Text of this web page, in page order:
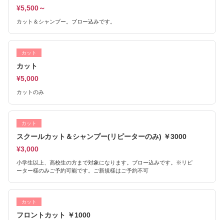
¥5,500～
カット＆シャンプー。ブロー込みです。
カット
カット
¥5,000
カットのみ
カット
スクールカット＆シャンプー(リピーターのみ) ￥3000
¥3,000
小学生以上、高校生の方まで対象になります。ブロー込みです。※リピ
ーター様のみご予約可能です。ご新規様はご予約不可
カット
フロントカット ￥1000